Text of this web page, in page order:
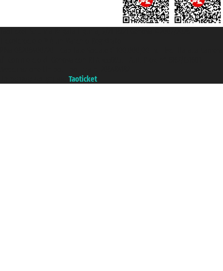
Taoticket